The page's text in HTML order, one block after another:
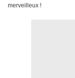
merveilleux !